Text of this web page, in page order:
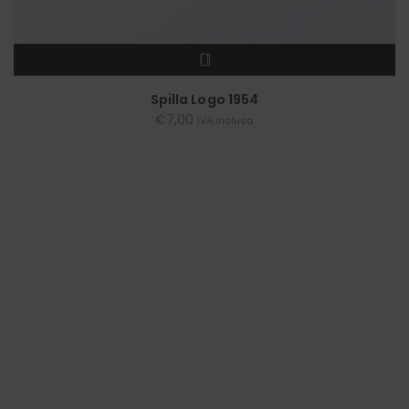
LEGGI TUTTO
Spilla Logo 1954
€7,00 IVA inclusa